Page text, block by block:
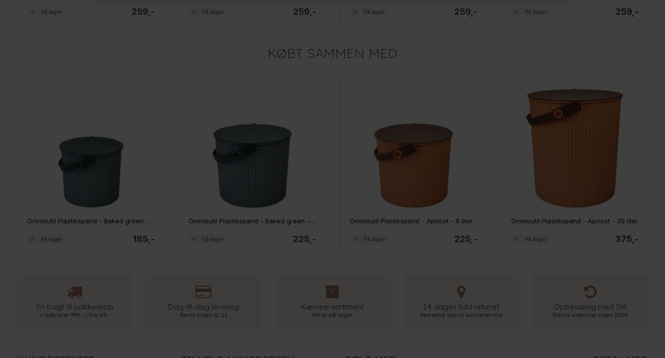
259,-
På lager 259,-
På lager 259,-
På lager 259,-
På lager
KØBT SAMMEN MED
Omnioutil Plastikspand - Baked green - 4 liter
185,-
På lager
Omnioutil Plastikspand - Baked green - 8 liter
225,-
På lager
Omnioutil Plastikspand - Apricot - 8 liter
225,-
På lager
Omnioutil Plastikspand - Apricot - 20 liter
375,-
På lager
Fri fragt til pakkeshop
v. køb over 999,- / Fra 49,-
Dag-til-dag levering
Bestil inden kl. 11
Kæmpe sortiment
Alt er på lager
14 dages fuld returret
Personlig dansk kundeservice
Opbevaring med Stil
Dansk webshop siden 2005